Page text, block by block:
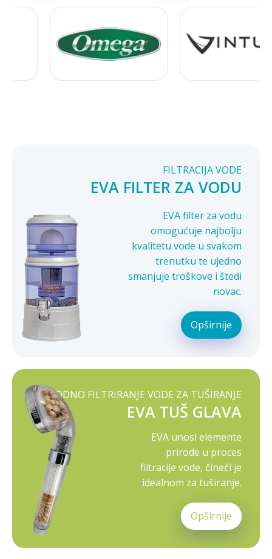
FILTRACIJA VODE
EVA FILTER ZA VODU
EVA filter za vodu
omogućuje najbolju
kvalitetu vode u svakom
trenutku te ujedno
smanjuje troškove i štedi
novac.
Opširnije
PRIRODNO FILTRIRANJE VODE ZA TUŠIRANJE
EVA TUŠ GLAVA
EVA unosi elemente
prirode u proces
filtracije vode, čineći je
idealnom za tuširanje.
Opširnije